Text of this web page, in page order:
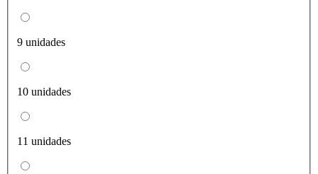
9 unidades
10 unidades
11 unidades